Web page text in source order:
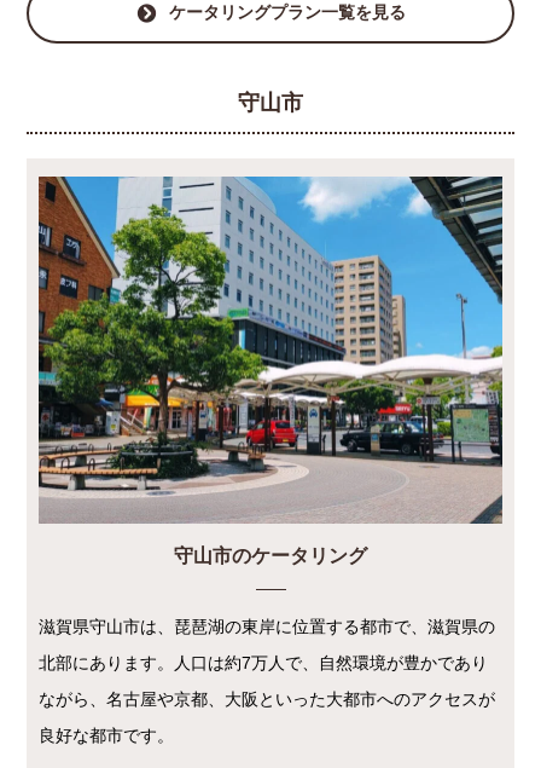
ケータリングプラン一覧を見る
守山市
守山市のケータリング
滋賀県守山市は、琵琶湖の東岸に位置する都市で、滋賀県の
北部にあります。人口は約7万人で、自然環境が豊かであり
ながら、名古屋や京都、大阪といった大都市へのアクセスが
良好な都市です。